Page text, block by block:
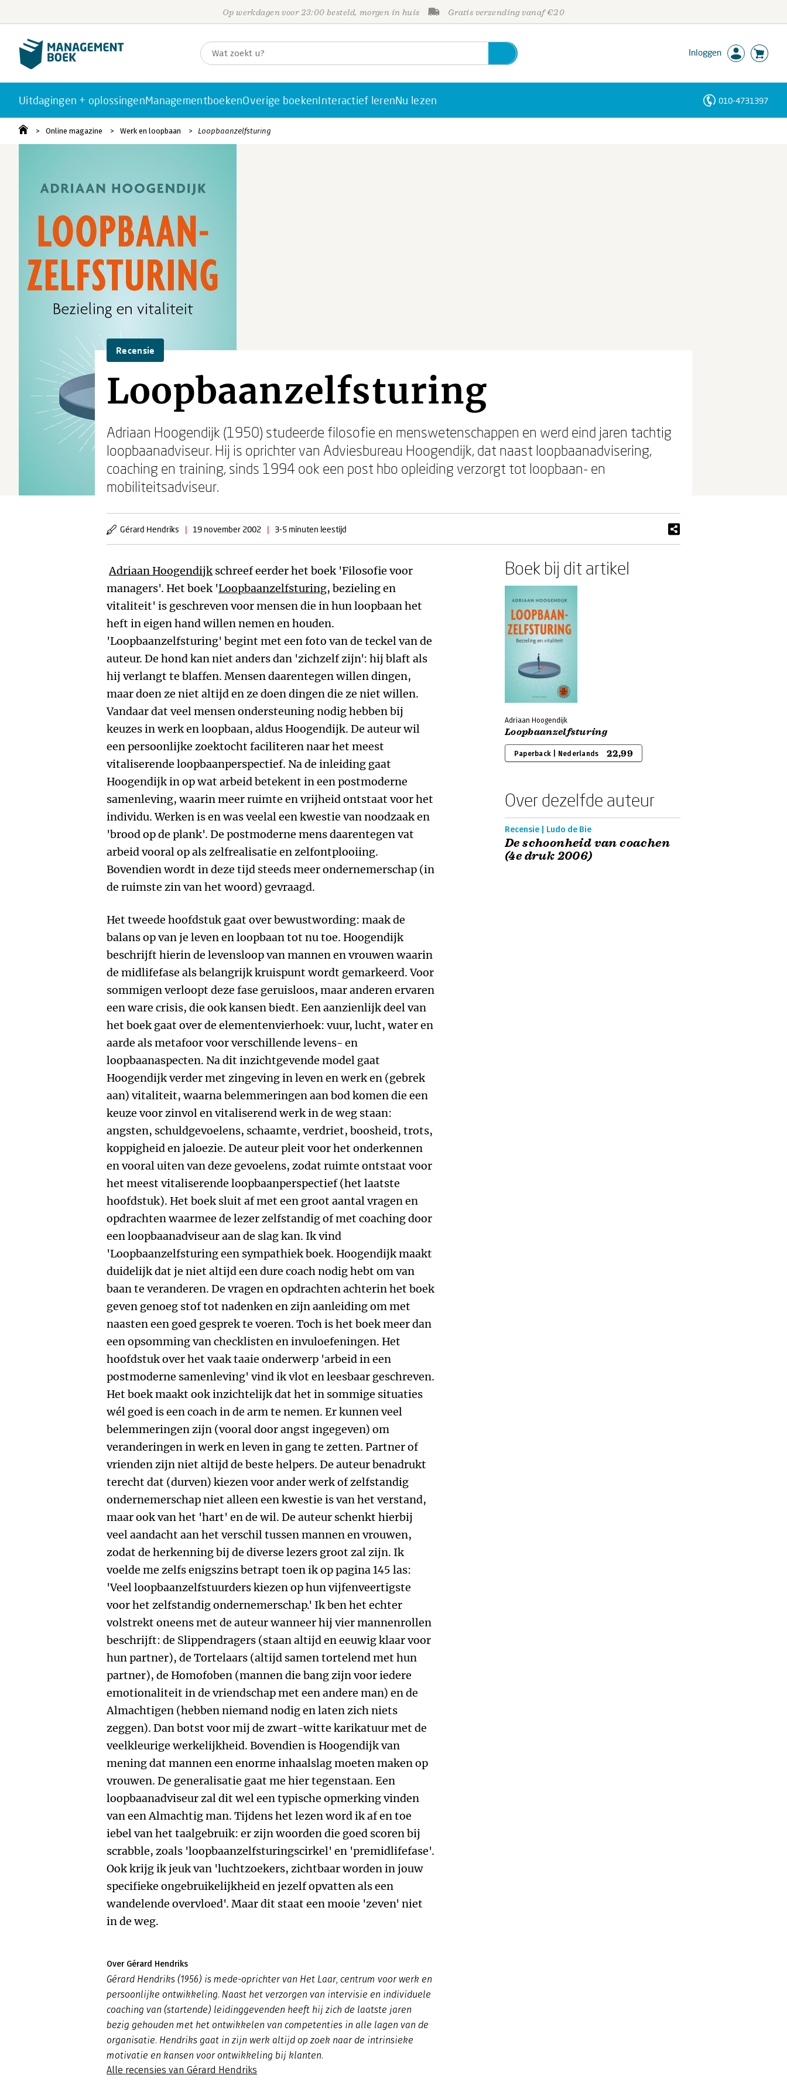
Op werkdagen voor 23:00 besteld, morgen in huis Gratis verzending vanaf €20
Inloggen
Uitdagingen + oplossingenManagementboekenOverige boekenInteractief lerenNu lezen 010-4731397
Online magazine Werk en loopbaan Loopbaanzelfsturing
Recensie
Loopbaanzelfsturing
Adriaan Hoogendijk (1950) studeerde filosofie en menswetenschappen en werd eind jaren tachtig
loopbaanadviseur. Hij is oprichter van Adviesbureau Hoogendijk, dat naast loopbaanadvisering,
coaching en training, sinds 1994 ook een post hbo opleiding verzorgt tot loopbaan- en
mobiliteitsadviseur.
Gérard Hendriks | 19 november 2002 | 3-5 minuten leestijd
Adriaan Hoogendijkschreef eerder het boek 'Filosofie voor
managers'. Het boek 'Loopbaanzelfsturing, bezieling en
vitaliteit' is geschreven voor mensen die in hun loopbaan het
heft in eigen hand willen nemen en houden.
'Loopbaanzelfsturing' begint met een foto van de teckel van de
auteur. De hond kan niet anders dan 'zichzelf zijn': hij blaft als
hij verlangt te blaffen. Mensen daarentegen willen dingen,
maar doen ze niet altijd en ze doen dingen die ze niet willen.
Vandaar dat veel mensen ondersteuning nodig hebben bij
keuzes in werk en loopbaan, aldus Hoogendijk. De auteur wil
een persoonlijke zoektocht faciliteren naar het meest
vitaliserende loopbaanperspectief. Na de inleiding gaat
Hoogendijk in op wat arbeid betekent in een postmoderne
samenleving, waarin meer ruimte en vrijheid ontstaat voor het
individu. Werken is en was veelal een kwestie van noodzaak en
'brood op de plank'. De postmoderne mens daarentegen vat
arbeid vooral op als zelfrealisatie en zelfontplooiing.
Bovendien wordt in deze tijd steeds meer ondernemerschap (in
de ruimste zin van het woord) gevraagd.
Het tweede hoofdstuk gaat over bewustwording: maak de
balans op van je leven en loopbaan tot nu toe. Hoogendijk
beschrijft hierin de levensloop van mannen en vrouwen waarin
de midlifefase als belangrijk kruispunt wordt gemarkeerd. Voor
sommigen verloopt deze fase geruisloos, maar anderen ervaren
een ware crisis, die ook kansen biedt. Een aanzienlijk deel van
het boek gaat over de elementenvierhoek: vuur, lucht, water en
aarde als metafoor voor verschillende levens- en
loopbaanaspecten. Na dit inzichtgevende model gaat
Hoogendijk verder met zingeving in leven en werk en (gebrek
aan) vitaliteit, waarna belemmeringen aan bod komen die een
keuze voor zinvol en vitaliserend werk in de weg staan:
angsten, schuldgevoelens, schaamte, verdriet, boosheid, trots,
koppigheid en jaloezie. De auteur pleit voor het onderkennen
en vooral uiten van deze gevoelens, zodat ruimte ontstaat voor
het meest vitaliserende loopbaanperspectief (het laatste
hoofdstuk). Het boek sluit af met een groot aantal vragen en
opdrachten waarmee de lezer zelfstandig of met coaching door
een loopbaanadviseur aan de slag kan. Ik vind
'Loopbaanzelfsturing een sympathiek boek. Hoogendijk maakt
duidelijk dat je niet altijd een dure coach nodig hebt om van
baan te veranderen. De vragen en opdrachten achterin het boek
geven genoeg stof tot nadenken en zijn aanleiding om met
naasten een goed gesprek te voeren. Toch is het boek meer dan
een opsomming van checklisten en invuloefeningen. Het
hoofdstuk over het vaak taaie onderwerp 'arbeid in een
postmoderne samenleving' vind ik vlot en leesbaar geschreven.
Het boek maakt ook inzichtelijk dat het in sommige situaties
wél goed is een coach in de arm te nemen. Er kunnen veel
belemmeringen zijn (vooral door angst ingegeven) om
veranderingen in werk en leven in gang te zetten. Partner of
vrienden zijn niet altijd de beste helpers. De auteur benadrukt
terecht dat (durven) kiezen voor ander werk of zelfstandig
ondernemerschap niet alleen een kwestie is van het verstand,
maar ook van het 'hart' en de wil. De auteur schenkt hierbij
veel aandacht aan het verschil tussen mannen en vrouwen,
zodat de herkenning bij de diverse lezers groot zal zijn. Ik
voelde me zelfs enigszins betrapt toen ik op pagina 145 las:
'Veel loopbaanzelfstuurders kiezen op hun vijfenveertigste
voor het zelfstandig ondernemerschap.' Ik ben het echter
volstrekt oneens met de auteur wanneer hij vier mannenrollen
beschrijft: de Slippendragers (staan altijd en eeuwig klaar voor
hun partner), de Tortelaars (altijd samen tortelend met hun
partner), de Homofoben (mannen die bang zijn voor iedere
emotionaliteit in de vriendschap met een andere man) en de
Almachtigen (hebben niemand nodig en laten zich niets
zeggen). Dan botst voor mij de zwart-witte karikatuur met de
veelkleurige werkelijkheid. Bovendien is Hoogendijk van
mening dat mannen een enorme inhaalslag moeten maken op
vrouwen. De generalisatie gaat me hier tegenstaan. Een
loopbaanadviseur zal dit wel een typische opmerking vinden
van een Almachtig man. Tijdens het lezen word ik af en toe
iebel van het taalgebruik: er zijn woorden die goed scoren bij
scrabble, zoals 'loopbaanzelfsturingscirkel' en 'premidlifefase'.
Ook krijg ik jeuk van 'luchtzoekers, zichtbaar worden in jouw
specifieke ongebruikelijkheid en jezelf opvatten als een
wandelende overvloed'. Maar dit staat een mooie 'zeven' niet
in de weg.
Over Gérard Hendriks
Gérard Hendriks (1956) is mede-oprichter van Het Laar, centrum voor werk en
persoonlijke ontwikkeling. Naast het verzorgen van intervisie en individuele
coaching van (startende) leidinggevenden heeft hij zich de laatste jaren
bezig gehouden met het ontwikkelen van competenties in alle lagen van de
organisatie. Hendriks gaat in zijn werk altijd op zoek naar de intrinsieke
motivatie en kansen voor ontwikkeling bij klanten.
Alle recensies van Gérard Hendriks
Boek bij dit artikel
Adriaan Hoogendijk
Loopbaanzelfsturing
Paperback | Nederlands 22,99
Over dezelfde auteur
Recensie | Ludo de Bie
De schoonheid van coachen
(4e druk 2006)
Personen